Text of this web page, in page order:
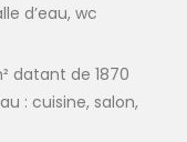
d’eau, wc
datant de 1870
: cuisine, salon,